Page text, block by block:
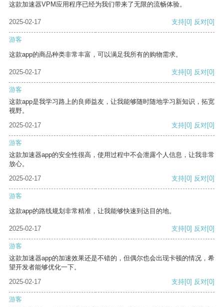
这款加速器VPM应用程序已经为我们带来了无限的流畅体验。
2025-02-17 支持[0] 反对[0]
游客
这款app的商品种类非常丰富，可以满足我所有的购物需求。
2025-02-17 支持[0] 反对[0]
游客
这款app是我学习路上的良师益友，让我能够随时随地学习新知识，拓宽
视野。
2025-02-17
支持[0] 反对[0]
游客
这款加速器app的安全性很高，使用过程中不会泄露个人信息，让我非常
放心。
2025-02-17
支持[0] 反对[0]
游客
这款app的路线规划非常精准，让我能够快速到达目的地。
2025-02-17 支持[0] 反对[0]
游客
这款加速器app的加速效果还是不错的，但偶尔也会出现卡顿的情况，希
望开发者能够优化一下。
2025-02-17
支持[0] 反对[0]
游客